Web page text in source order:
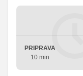
PRIPRAVA
10 min